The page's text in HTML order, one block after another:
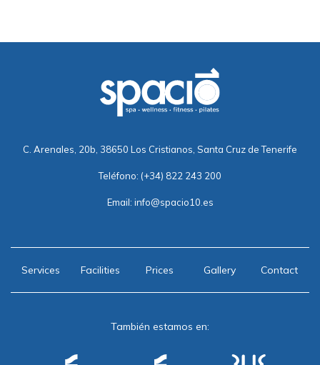
C. Arenales, 20b, 38650 Los Cristianos, Santa Cruz de Tenerife
Teléfono: (+34) 822 243 200
Email: info@spacio10.es
Services Facilities Prices Gallery Contact
También estamos en: